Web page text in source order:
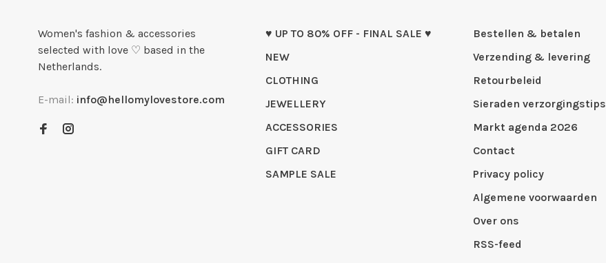
Women's fashion & accessories
selected with love ♡ based in the
Netherlands.
E-mail: info@hellomylovestore.com
♥ UP TO 80% OFF - FINAL SALE ♥
NEW
CLOTHING
JEWELLERY
ACCESSORIES
GIFT CARD
SAMPLE SALE
Bestellen & betalen
Verzending & levering
Retourbeleid
Sieraden verzorgingstips
Markt agenda 2026
Contact
Privacy policy
Algemene voorwaarden
Over ons
RSS-feed